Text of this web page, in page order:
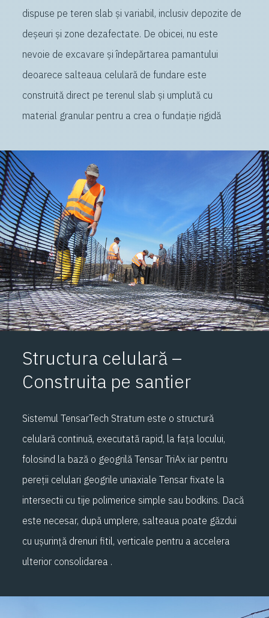
dispuse pe teren slab și variabil, inclusiv depozite de
deșeuri și zone dezafectate. De obicei, nu este
nevoie de excavare și îndepărtarea pamantului
deoarece salteaua celulară de fundare este
construită direct pe terenul slab și umplută cu
material granular pentru a crea o fundație rigidă
Structura celulară –
Construita pe santier
Sistemul TensarTech Stratum este o structură
celulară continuă, executată rapid, la fața locului,
folosind la bază o geogrilă Tensar TriAx iar pentru
pereții celulari geogrile uniaxiale Tensar fixate la
intersectii cu tije polimerice simple sau bodkins. Dacă
este necesar, după umplere, salteaua poate găzdui
cu ușurință drenuri fitil, verticale pentru a accelera
ulterior consolidarea .